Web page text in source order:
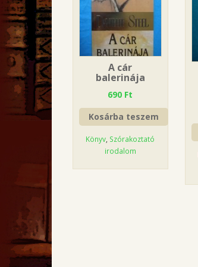
A cár
balerinája
690 Ft
Kosárba teszem
Könyv Szórakoztató
irodalom